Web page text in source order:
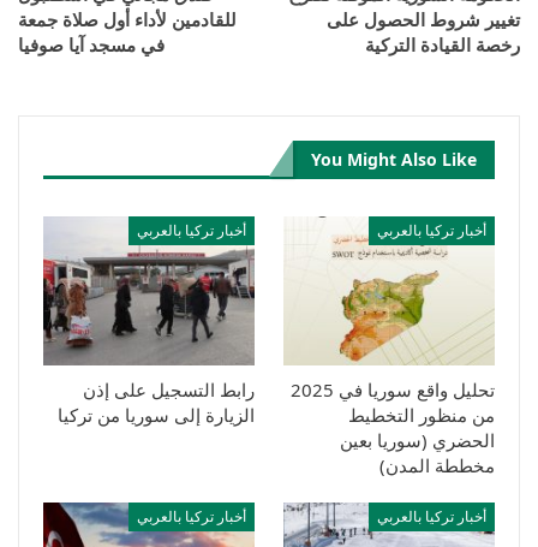
تغيير شروط الحصول على
رخصة القيادة التركية
للقادمين لأداء أول صلاة جمعة
في مسجد آيا صوفيا
You Might Also Like
أخبار تركيا بالعربي
تحليل واقع سوريا في 2025
من منظور التخطيط
الحضري (سوريا بعين
مخططة المدن)
أخبار تركيا بالعربي
رابط التسجيل على إذن
الزيارة إلى سوريا من تركيا
أخبار تركيا بالعربي أخبار تركيا بالعربي